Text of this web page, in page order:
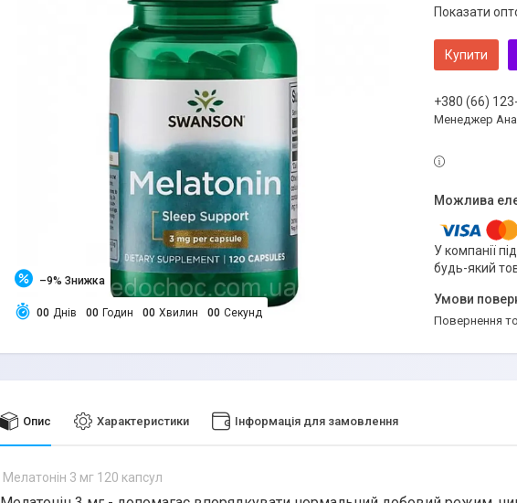
–9%
00 Днів 00 Годин 00 Хвилин 00 Секунд
Показати
Купити
+380 (66)
Менеджер
У компанії
будь-який
повернення
Опис Характеристики Інформація для замовлення
Мелатонін 3 мг 120 капсул